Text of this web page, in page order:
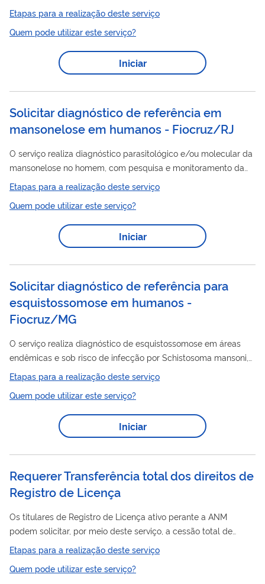
meio deste serviço, a cessão parcial de
período em que o pedido de concessão de lavra já foi
apresentado à ANM e ainda se encontra em análise, antes da
outorga da Portaria de Lavra. A cessão parcial ocorre quando o
Etapas para a realização deste serviço
Quem pode utilizar este serviço?
Iniciar
Solicitar diagnóstico de referência em
mansonelose em humanos - Fiocruz/RJ
O serviço realiza diagnóstico parasitológico e/ou molecular da
mansonelose no homem, com pesquisa e monitoramento da
transmissão da doença no país, desenvolvimento tecnológico,
inovação e formação profissional, aperfeiçoamento de
métodos de coleta de amostras, diagnósticos e
esclarecimento em diagnósticos imprecisos.
Etapas para a realização deste serviço
Quem pode utilizar este serviço?
Iniciar
Solicitar diagnóstico de referência para
esquistossomose em humanos -
Fiocruz/MG
O serviço realiza diagnóstico de esquistossomose em áreas
endêmicas e sob risco de infecção por Schistosoma mansoni,
podendo ser solicitado pelos Laboratórios Centrais de Saúde
Pública (Lacen). O Lacen deve fazer a requisição pelo sistema
Gerenciador de Ambiente Laboratorial (GAL) para que esta seja
aceita pelo Laboratório de Esquistossomose (LESQ). Com a
amostra em mãos, junto com o histórico do paciente, é
Shistosoma mansoni no...
Etapas para a realização deste serviço
Quem pode utilizar este serviço?
Iniciar
Requerer Transferência total dos direitos de
Registro de Licença
Os titulares de Registro de Licença ativo perante a ANM
podem solicitar, por meio deste serviço, a cessão total de
direitosminerários a terceiros. A cessão total ocorre quando o
titular transfere integralmente os
à área do título para outra pessoa física ou jurídica. Nesse
Etapas para a realização deste serviço
Quem pode utilizar este serviço?